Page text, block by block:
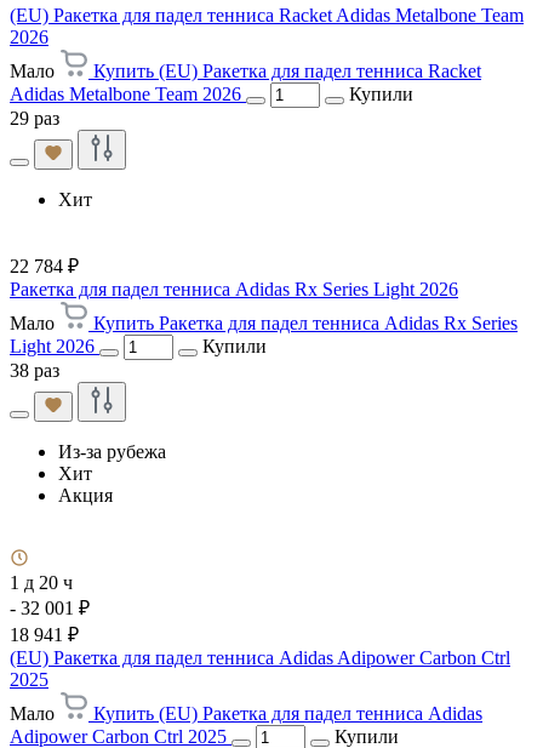
(EU) Ракетка для падел тенниса Racket Adidas Metalbone Team
2026
Мало
Купить (EU) Ракетка для падел тенниса Racket
Adidas Metalbone Team 2026
Купили
29 раз
Хит
22 784 ₽
Ракетка для падел тенниса Adidas Rx Series Light 2026
Мало
Купить Ракетка для падел тенниса Adidas Rx Series
Light 2026
Купили
38 раз
Из-за рубежа
Хит
Акция
1 д 20 ч
- 32 001 ₽
18 941 ₽
(EU) Ракетка для падел тенниса Adidas Adipower Carbon Ctrl
2025
Мало
Купить (EU) Ракетка для падел тенниса Adidas
Adipower Carbon Ctrl 2025
Купили